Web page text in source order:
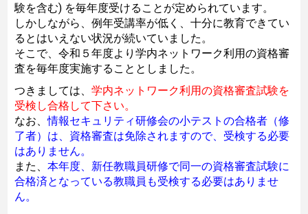
験を含む) を毎年度受けることが定められています。
しかしながら、例年受講率が低く、十分に教育できてい
るとはいえない状況が続いていました。
そこで、令和５年度より学内ネットワーク利用の資格審
査を毎年度実施することとしました。
つきましては、学内ネットワーク利用の資格審査試験を
受検し合格して下さい。
なお、情報セキュリティ研修会の小テストの合格者（修
了者）は、資格審査は免除されますので、受検する必要
はありません。
また、本年度、新任教職員研修で同一の資格審査試験に
合格済となっている教職員も受検する必要はありませ
ん。